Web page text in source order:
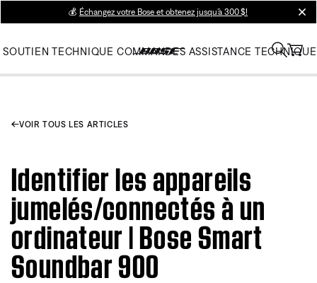
💰 Échangez votre Bose et obtenez jusqu’à 300 $!
SOUTIEN TECHNIQUE COMMANDES ASSISTANCE TECHNIQUE
VOIR TOUS LES ARTICLES
Identifier les appareils
jumelés/connectés à un
ordinateur | Bose Smart
Soundbar 900